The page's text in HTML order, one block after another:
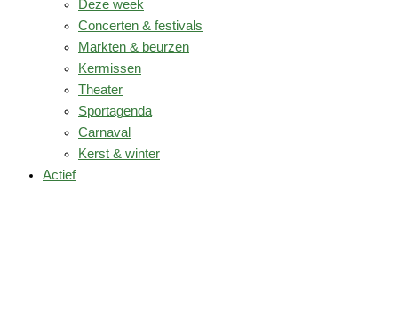
Deze week
Concerten & festivals
Markten & beurzen
Kermissen
Theater
Sportagenda
Carnaval
Kerst & winter
Actief